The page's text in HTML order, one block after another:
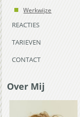
Werkwijze
REACTIES
TARIEVEN
CONTACT
Over Mij